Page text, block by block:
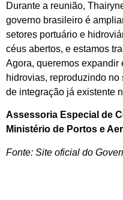
Durante a reunião,
governo brasileiro é
setores portuário e
céus abertos, e estamos
Agora, queremos expandir
hidrovias, reproduzindo
de integração já existente
Assessoria Especial de
Ministério de Portos e
Fonte: Site oficial do